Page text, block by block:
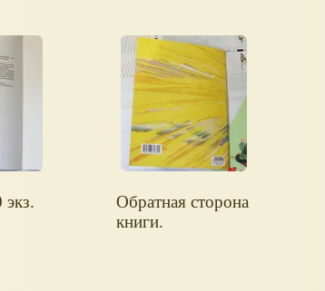
Обратная сторона
книги.